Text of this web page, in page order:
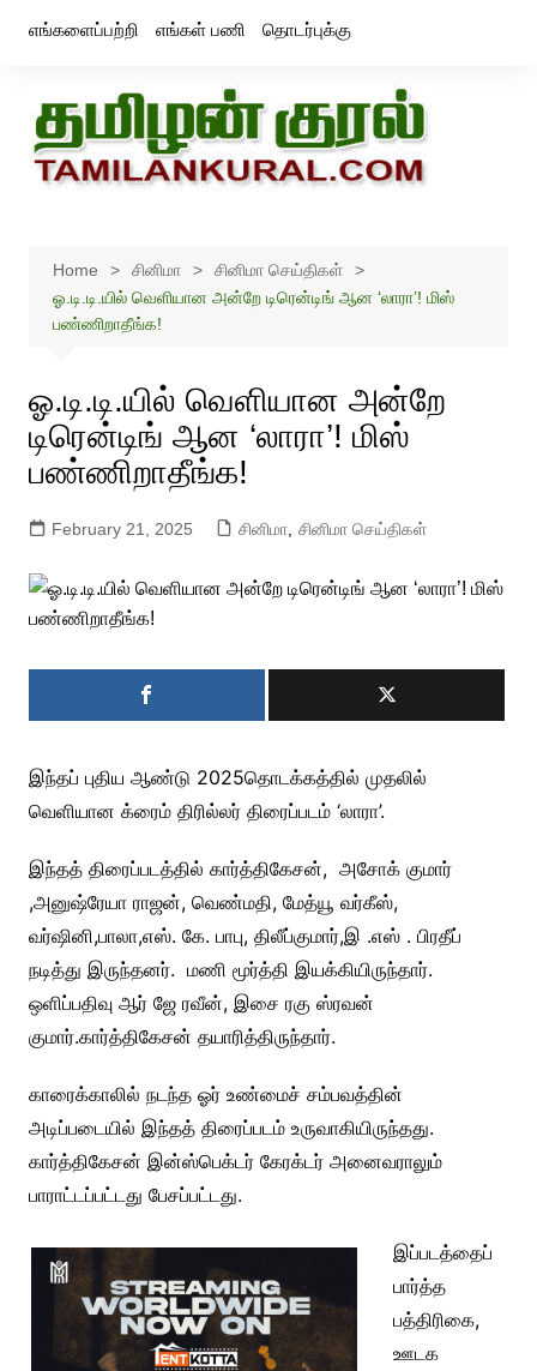
எங்களைப்பற்றி எங்கள் பணி தொடர்புக்கு
Home சினிமா
சினிமா செய்திகள்
ஓ.டி.டி.யில் வெளியான அன்றே டிரென்டிங் ஆன ‘லாரா’! மிஸ்
பண்ணிறாதீங்க!
ஓ.டி.டி.யில் வெளியான அன்றே
டிரென்டிங் ஆன ‘லாரா’! மிஸ்
பண்ணிறாதீங்க!
February 21, 2025 சினிமா, சினிமா செய்திகள்
இந்தப் புதிய ஆண்டு 2025தொடக்கத்தில் முதலில்
வெளியான க்ரைம் திரில்லர் திரைப்படம் ‘லாரா’.
இந்தத் திரைப்படத்தில் கார்த்திகேசன், அசோக் குமார்
,அனுஷ்ரேயா ராஜன், வெண்மதி, மேத்யூ வர்கீஸ்,
வர்ஷினி,பாலா,எஸ். கே. பாபு, திலீப்குமார்,இ .எஸ் . பிரதீப்
நடித்து இருந்தனர். மணி மூர்த்தி இயக்கியிருந்தார்.
ஒளிப்பதிவு ஆர் ஜே ரவீன், இசை ரகு ஸ்ரவன்
குமார்.கார்த்திகேசன் தயாரித்திருந்தார்.
காரைக்காலில் நடந்த ஓர் உண்மைச் சம்பவத்தின்
அடிப்படையில் இந்தத் திரைப்படம் உருவாகியிருந்தது.
கார்த்திகேசன் இன்ஸ்பெக்டர் கேரக்டர் அனைவராலும்
பாராட்டப்பட்டது பேசப்பட்டது.
இப்படத்தைப்
பார்த்த
பத்திரிகை,
ஊடக